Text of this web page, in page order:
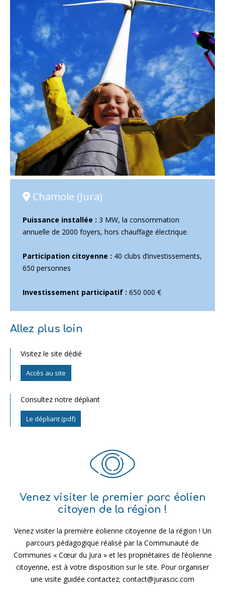
Chamole (Jura)
Puissance installée : 3 MW, la consommation
annuelle de 2000 foyers, hors chauffage électrique.
Participation citoyenne : 40 clubs d’investissements,
650 personnes
Investissement participatif : 650 000 €
Allez plus loin
Visitez le site dédié
Accès au site
Consultez notre dépliant
Le dépliant (pdf)
Venez visiter le premier parc éolien
citoyen de la région !
Venez visiter la première éolienne citoyenne de la région ! Un
parcours pédagogique réalisé par la Communauté de
Communes « Cœur du Jura » et les propriétaires de l’éolienne
citoyenne, est à votre disposition sur le site. Pour organiser
une visite guidée contactez; contact@jurascic.com